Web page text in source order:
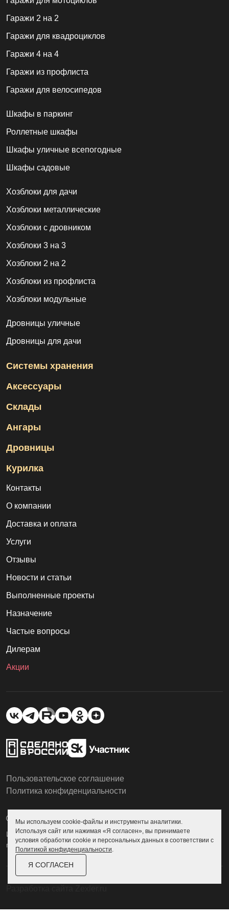
Гаражи 2 на 2
Гаражи для квадроциклов
Гаражи 4 на 4
Гаражи из профлиста
Гаражи для велосипедов
Шкафы в паркинг
Роллетные шкафы
Шкафы уличные всепогодные
Шкафы садовые
Хозблоки для дачи
Хозблоки металлические
Хозблоки с дровником
Хозблоки 3 на 3
Хозблоки 2 на 2
Хозблоки из профлиста
Хозблоки модульные
Дровницы уличные
Дровницы для дачи
Системы хранения
Аксессуары
Склады
Ангары
Дровницы
Курилка
Контакты
О компании
Доставка и оплата
Услуги
Отзывы
Новости и статьи
Выполненные проекты
Назначение
Частые вопросы
Дилерам
Акции
© Skoggy 2026
Информация на сайте не является
публичной офертой
Пользовательское соглашение
Политика конфиденциальности
Мы используем cookie-файлы и инструменты аналитики.
Используя сайт или нажимая «Я согласен», вы принимаете
условия обработки cookie и персональных данных в соответствии с
Политикой конфиденциальности.
Я СОГЛАСЕН